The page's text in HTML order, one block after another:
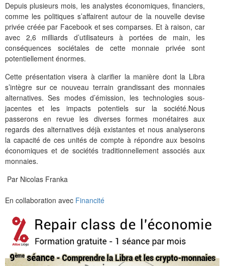
Depuis plusieurs mois, les analystes économiques, financiers,
comme les politiques s’affairent autour de la nouvelle devise
privée créée par Facebook et ses comparses. Et à raison, car
avec 2,6 milliards d’utilisateurs à portées de main, les
conséquences sociétales de cette monnaie privée sont
potentiellement énormes.
Cette présentation visera à clarifier la manière dont la Libra
s’intègre sur ce nouveau terrain grandissant des monnaies
alternatives. Ses modes d’émission, les technologies sous-
jacentes et les impacts potentiels sur la société.Nous
passerons en revue les diverses formes monétaires aux
regards des alternatives déjà existantes et nous analyserons
la capacité de ces unités de compte à répondre aux besoins
économiques et de sociétés traditionnellement associés aux
monnaies.
Par Nicolas Franka
En collaboration avec Financité